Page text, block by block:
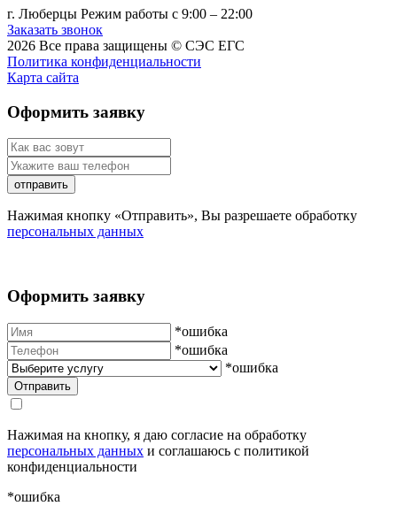
г. Люберцы Режим работы с 9:00 – 22:00
Заказать звонок
2026 Все права защищены © СЭС ЕГС
Политика конфиденциальности
Карта сайта
Оформить заявку
отправить
Нажимая кнопку «Отправить», Вы разрешаете обработку
персональных данных
Оформить заявку
*ошибка
*ошибка
*ошибка
Нажимая на кнопку, я даю согласие на обработку
персональных данных и соглашаюсь с политикой
конфиденциальности
*ошибка